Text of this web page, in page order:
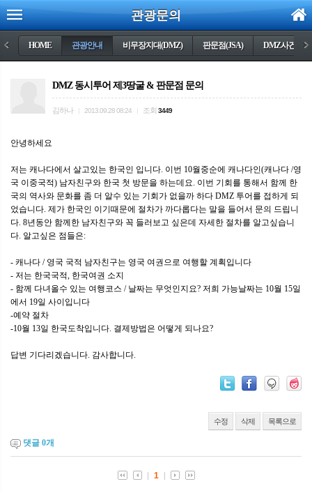
관광문의
< HOME 관광안내 비무장지대(DMZ) 판문점(JSA) DMZ사건들 >
DMZ 동시투어 제3땅굴 & 판문점 문의
김하나 2013.09.28 08:24 조회 3449
안녕하세요
저는 캐나다에서 살고있는 한국인 입니다. 이번 10월중순에 캐나다인(캐나다 /영
국 이중국적) 남자친구와 한국 첫 방문을 하는데요. 이번 기회를 통해서 함께 한
국의 역사와 문화를 좀 더 알수 있는 기회가 없을까 하다 DMZ 투어를 접하게 되
었습니다. 제가 한국인 이기때문에 절차가 까다롭다는 말을 들어서 문의 드립니
다. 8년동안 함께한 남자친구와 꼭 들러보고 싶은데 자세한 절차를 알고싶습니
다. 알고싶은 점들은:
- 캐나다 / 영국 국적 남자친구는 영국 여권으로 여행할 계획입니다
- 저는 한국국적, 한국여권 소지
- 함께 다녀올수 있는 여행코스 / 날짜는 무엇인지요? 저희 가능날짜는 10월 15일
에서 19일 사이입니다
-예약 절차
-10월 13일 한국도착입니다. 결제방법은 어떻게 되나요?
답변 기다리겠습니다. 감사합니다.
수정 삭제 목록으로
댓글 0개